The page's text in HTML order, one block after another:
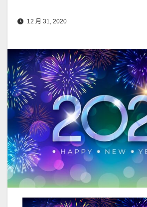
12 月 31, 2020